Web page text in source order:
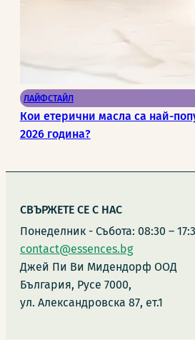
ЛАЙФСТАЙЛ
Кои етерични масла са най-
2026 година?
СВЪРЖЕТЕ СЕ С НАС
Понеделник - Събота: 08:30 –
contact@essences.bg
Джей Пи Ви Мидендорф ООД
България, Русе 7000,
ул. Александровска 87, ет.1